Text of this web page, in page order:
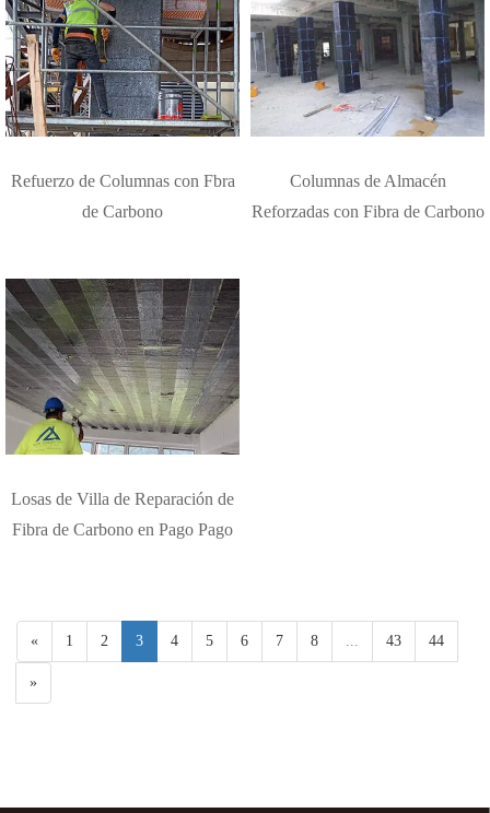
Refuerzo de Columnas con Fbra
de Carbono
Columnas de Almacén
Reforzadas con Fibra de Carbono
Losas de Villa de Reparación de
Fibra de Carbono en Pago Pago
« 1 2 3 4 5 6 7 8 43 44
»